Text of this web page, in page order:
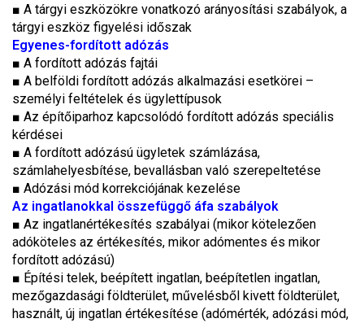
■ A tárgyi eszközökre vonatkozó arányosítási szabályok, a
tárgyi eszköz figyelési időszak
Egyenes-fordított adózás
■ A fordított adózás fajtái
■ A belföldi fordított adózás alkalmazási esetkörei –
személyi feltételek és ügylettípusok
■ Az építőiparhoz kapcsolódó fordított adózás speciális
kérdései
■ A fordított adózású ügyletek számlázása,
számlahelyesbítése, bevallásban való szerepeltetése
■ Adózási mód korrekciójának kezelése
Az ingatlanokkal összefüggő áfa szabályok
■ Az ingatlanértékesítés szabályai (mikor kötelezően
adóköteles az értékesítés, mikor adómentes és mikor
fordított adózású)
■ Építési telek, beépített ingatlan, beépítetlen ingatlan,
mezőgazdasági földterület, művelésből kivett földterület,
használt, új ingatlan értékesítése (adómérték, adózási mód,